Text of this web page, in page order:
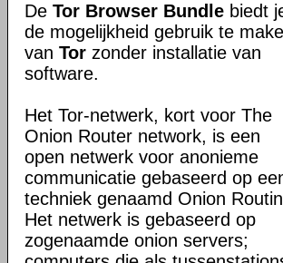
De Tor Browser Bundle biedt
de mogelijkheid gebruik te
van Tor zonder installatie van
software.
Het Tor-netwerk, kort voor The
Onion Router network, is een
open netwerk voor anonieme
communicatie gebaseerd op
techniek genaamd Onion
Het netwerk is gebaseerd op
zogenaamde onion servers;